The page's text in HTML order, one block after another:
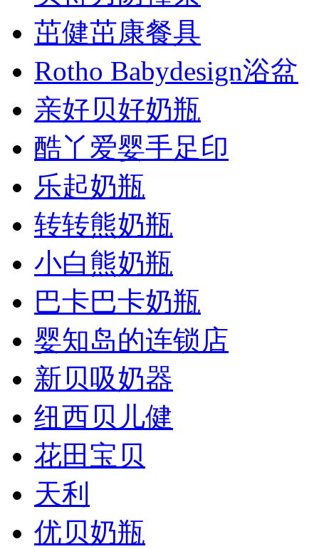
茁健茁康餐具
Rotho Babydesign浴盆
亲好贝好奶瓶
酷丫爱婴手足印
乐起奶瓶
转转熊奶瓶
小白熊奶瓶
巴卡巴卡奶瓶
婴知岛的连锁店
新贝吸奶器
纽西贝儿健
花田宝贝
天利
优贝奶瓶